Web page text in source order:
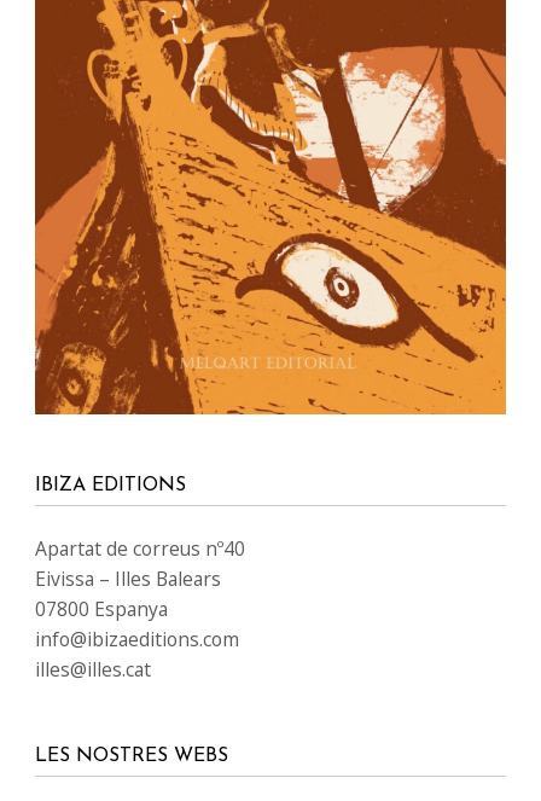
IBIZA EDITIONS
Apartat de correus nº40
Eivissa – Illes Balears
07800 Espanya
info@ibizaeditions.com
illes@illes.cat
LES NOSTRES WEBS